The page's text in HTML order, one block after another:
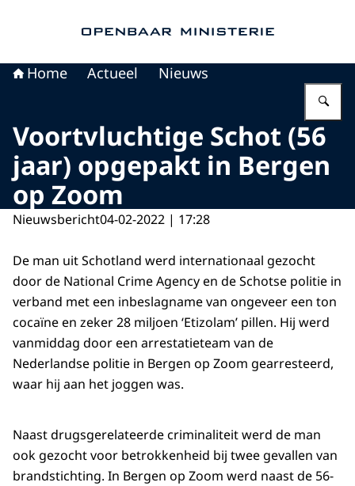
Home Actueel Nieuws
Voortvluchtige Schot (56
jaar) opgepakt in Bergen
op Zoom
Nieuwsbericht04-02-2022 | 17:28
De man uit Schotland werd internationaal gezocht
door de National Crime Agency en de Schotse politie in
verband met een inbeslagname van ongeveer een ton
cocaïne en zeker 28 miljoen ‘Etizolam’ pillen. Hij werd
vanmiddag door een arrestatieteam van de
Nederlandse politie in Bergen op Zoom gearresteerd,
waar hij aan het joggen was.
Naast drugsgerelateerde criminaliteit werd de man
ook gezocht voor betrokkenheid bij twee gevallen van
brandstichting. In Bergen op Zoom werd naast de 56-